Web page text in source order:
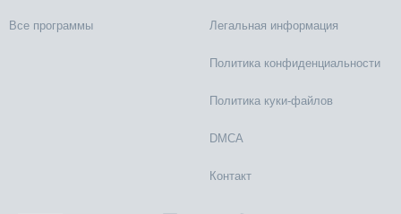
Все программы Легальная информация
Политика конфиденциальности
Политика куки-файлов
DMCA
Контакт